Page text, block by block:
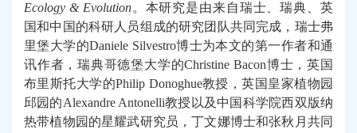
Ecology & Evolution。本研究是由来自瑞士、瑞典、英
国和中国的科研人员组成的研究团队共同完成，瑞士弗
里堡大学的Daniele Silvestro博士为本文的第一作者和通
讯作者，瑞典哥德堡大学的Christine Bacon博士，英国
布里斯托大学的Philip Donoghue教授，英国皇家植物园
邱园的Alexandre Antonelli教授以及中国科学院西双版纳
热带植物园的星耀武研究员，丁文娜博士和张秋月共同